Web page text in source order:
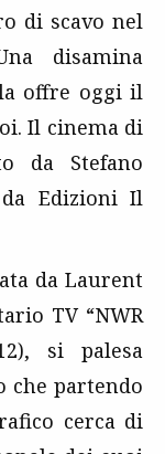
di scavo nel
disamina
offre oggi il
Il cinema di
da Stefano
Edizioni Il
da Laurent
TV “NWR
si palesa
che partendo
cerca di